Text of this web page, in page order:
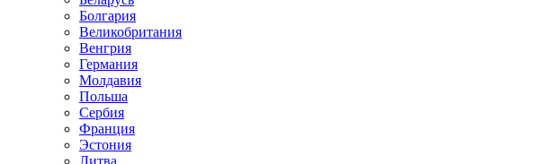
Болгария
Великобритания
Венгрия
Германия
Молдавия
Польша
Сербия
Франция
Эстония
Литва